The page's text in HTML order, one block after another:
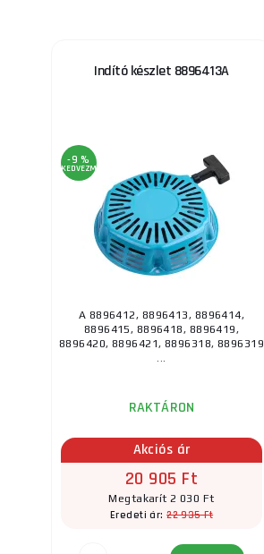
Indító készlet 8896413A
-9 %
KEDVEZMÉNY
A 8896412, 8896413, 8896414,
8896415, 8896418, 8896419,
8896420, 8896421, 8896318, 8896319
...
RAKTÁRON
Akciós ár
20 905 Ft
Megtakarít 2 030 Ft
Eredeti ár:22 935 Ft